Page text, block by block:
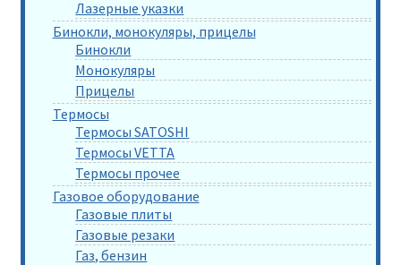
Лазерные указки
Бинокли, монокуляры, прицелы
Бинокли
Монокуляры
Прицелы
Термосы
Термосы SATOSHI
Термосы VETTA
Термосы прочее
Газовое оборудование
Газовые плиты
Газовые резаки
Газ, бензин